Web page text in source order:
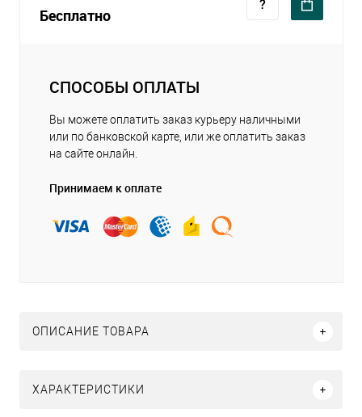
Бесплатно
СПОСОБЫ ОПЛАТЫ
Вы можете оплатить заказ курьеру наличными
или по банковской карте, или же оплатить заказ
на сайте онлайн.
Принимаем к оплате
ОПИСАНИЕ ТОВАРА
ХАРАКТЕРИСТИКИ